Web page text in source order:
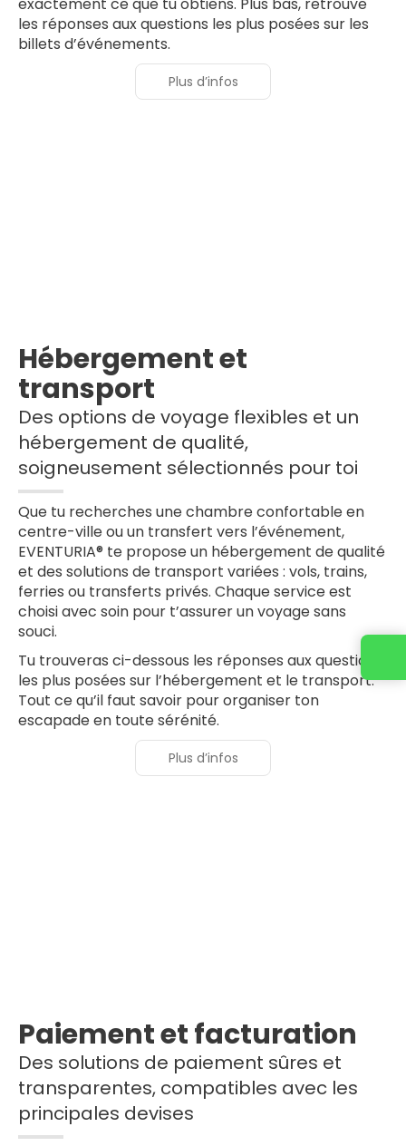
les réponses aux questions les plus posées sur les
billets d’événements.
Plus d’infos
Hébergement et
transport
Des options de voyage flexibles et un
hébergement de qualité,
soigneusement sélectionnés pour toi
Que tu recherches une chambre confortable en
centre-ville ou un transfert vers l’événement,
EVENTURIA® te propose un hébergement de qualité
et des solutions de transport variées : vols, trains,
ferries ou transferts privés. Chaque service est
choisi avec soin pour t’assurer un voyage sans
souci.
Tu trouveras ci-dessous les réponses aux questions
les plus posées sur l’hébergement et le transport.
Tout ce qu’il faut savoir pour organiser ton
escapade en toute sérénité.
Plus d’infos
Paiement et facturation
Des solutions de paiement sûres et
transparentes, compatibles avec les
principales devises